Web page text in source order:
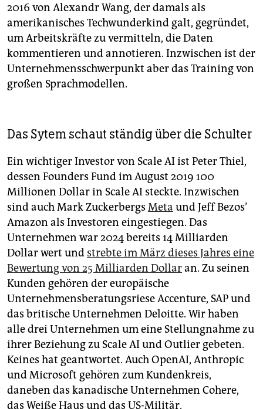
2016 von Alexandr Wang, der damals als
amerikanisches Techwunderkind galt, gegründet,
um Arbeitskräfte zu vermitteln, die Daten
kommentieren und annotieren. Inzwischen ist der
Unternehmensschwerpunkt aber das Training von
großen Sprachmodellen.
Das Sytem schaut ständig über die Schulter
Ein wichtiger Investor von Scale AI ist Peter Thiel,
dessen Founders Fund im August 2019 100
Millionen Dollar in Scale AI steckte. Inzwischen
sind auch Mark Zuckerbergs Meta und Jeff ­Bezos’
Amazon als Investoren eingestiegen. Das
Unternehmen war 2024 bereits 14 Milliarden
Dollar wert und strebte im März dieses Jahres eine
Bewertung von 25 Milliarden Dollaran. Zu seinen
Kunden gehören der europäische
Unternehmensberatungsriese ­Accenture, SAP und
das britische Unternehmen Deloitte. Wir haben
alle drei Unternehmen um eine Stellungnahme zu
ihrer Beziehung zu Scale AI und Outlier gebeten.
Keines hat geantwortet. Auch ­OpenAI, Anthropic
und Microsoft gehören zum Kundenkreis,
daneben das kanadische Unternehmen Cohere,
das Weiße Haus und das US-Militär.